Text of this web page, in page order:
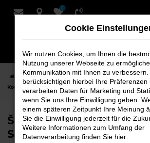
Zum
0
Startseite Weyhe Škoda
Škoda Kodiaq
Koch für Weyhe
Škoda Kodiaq Fahrzeuge
Schmidt + Koch für Weyhe
Cookie
Wir nutzen Cookies, um Ihnen die
Nutzung unserer Webseite zu
Kommunikation mit Ihnen zu verbessern.
berücksichtigen hierbei Ihre Präferenzen
verarbeiten Daten für Marketing und
wenn Sie uns Ihre Einwilligung geben.
einem späteren Zeitpunkt Ihre Meinung
Sie die Einwilligung jederzeit für die
Weitere Informationen zum Umfang der
Datenverarbeitung finden Sie hier: